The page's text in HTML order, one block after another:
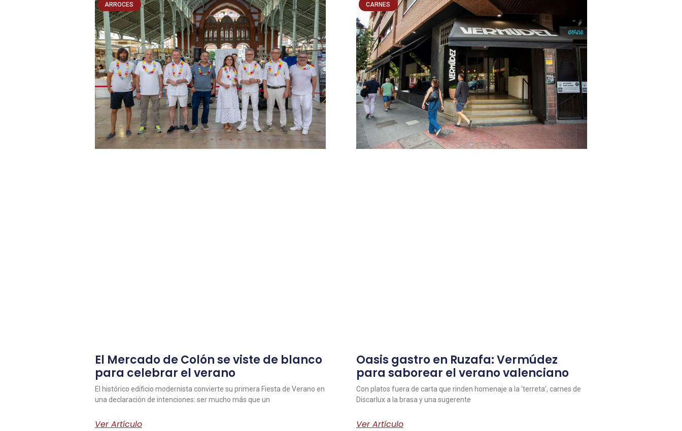
ARROCES
El Mercado de Colón se viste de blanco
para celebrar el verano
El histórico edificio modernista convierte su primera Fiesta de Verano en
una declaración de intenciones: ser mucho más que un
Ver Artículo
CARNES
Oasis gastro en Ruzafa: Vermúdez
para saborear el verano valenciano
Con platos fuera de carta que rinden homenaje a la ‘terreta’, carnes de
Discarlux a la brasa y una sugerente
Ver Artículo